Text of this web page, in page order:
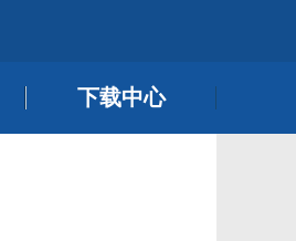
下载中心